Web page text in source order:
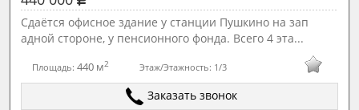
Сдаётся офисное здание у станции Пушкино на зап
адной стороне, у пенсионного фонда. Всего 4 эта...
Площадь:440 м2 Этаж/Этажность: 1/3
Заказать звонок